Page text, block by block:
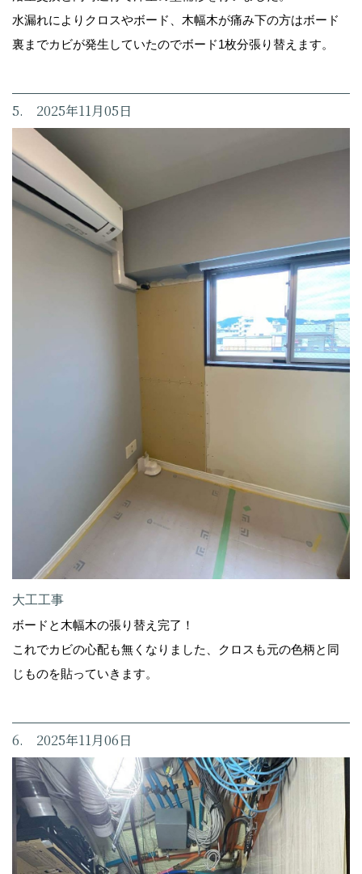
水漏れによりクロスやボード、木幅木が痛み下の方はボード
裏までカビが発生していたのでボード1枚分張り替えます。
5. 2025年11月05日
大工工事
ボードと木幅木の張り替え完了！
これでカビの心配も無くなりました、クロスも元の色柄と同
じものを貼っていきます。
6. 2025年11月06日